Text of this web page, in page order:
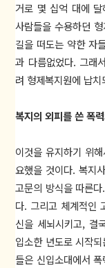
거로 몇 십억 대에
사람들을 수용하던
길을 떠도는 약한 자
과 다름없었다. 그래
려 형제복지원에 납치
복지의 외피를 쓴 폭
이것을 유지하기 위
요했을 것이다. 복지
고문의 방식을 따른
다. 그리고 체계적인
신을 세뇌시키고, 결
입소한 년도로 시작
들은 신입소대에서